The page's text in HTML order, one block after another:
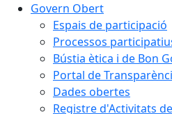
Govern Obert
Espais de participació
Processos
Bústia ètica i de Bon
Portal de
Dades obertes
Registre d'Activitats